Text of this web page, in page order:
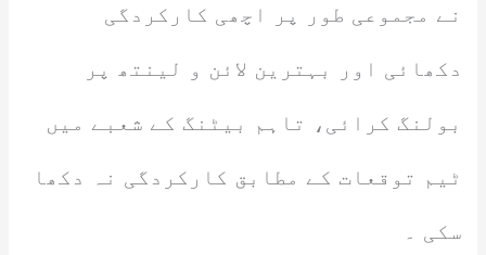
نے مجموعی طور پر اچھی کارکردگی
دکھائی اور بہترین لائن و لینتھ پر
بولنگ کرائی، تاہم بیٹنگ کے شعبے میں
ٹیم توقعات کے مطابق کارکردگی نہ دکھا
سکی ۔